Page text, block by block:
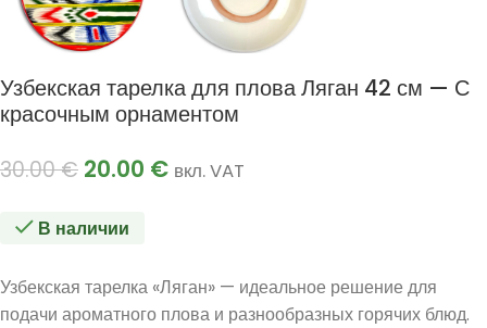
Узбекская тарелка для плова Ляган 42 см — С
красочным орнаментом
30.00€ 20.00 € вкл. VAT
В наличии
Узбекская тарелка «Ляган» — идеальное решение для
подачи ароматного плова и разнообразных горячих блюд.